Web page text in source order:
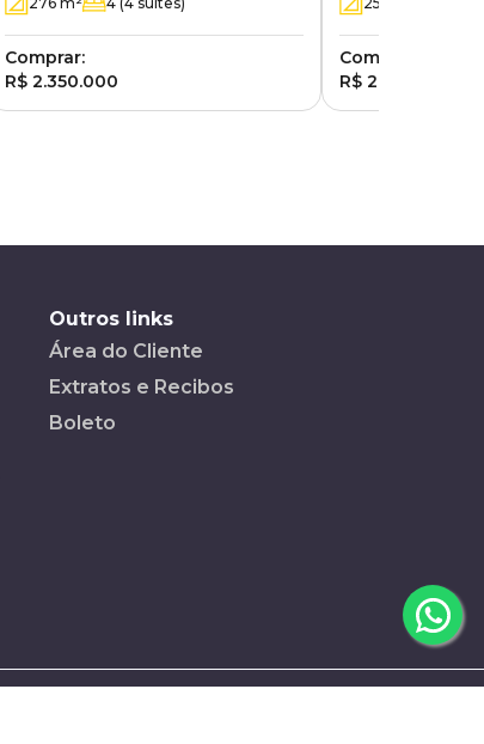
Comprar:
R$ 2.350.000
Comprar:
R$ 2.490.000
Outros links
Área do Cliente
Extratos e Recibos
Boleto